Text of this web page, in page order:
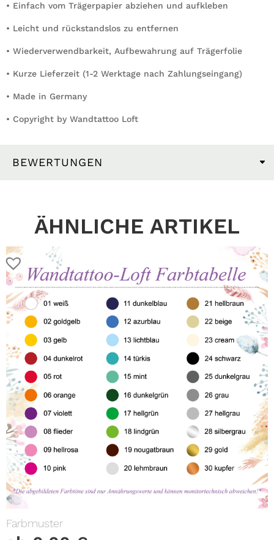
• Einfach vom Trägerpapier abziehen und aufkleben
• Leicht und rückstandslos zu entfernen
• Wiederverwendbarkeit, Aufbewahrung auf Trägerfolie
• Kurze Lieferzeit (1-2 Werktage nach Zahlungseingang)
• Made in Germany
• Copyright by Wandtattoo Loft
BEWERTUNGEN
ÄHNLICHE ARTIKEL
Farbmuster